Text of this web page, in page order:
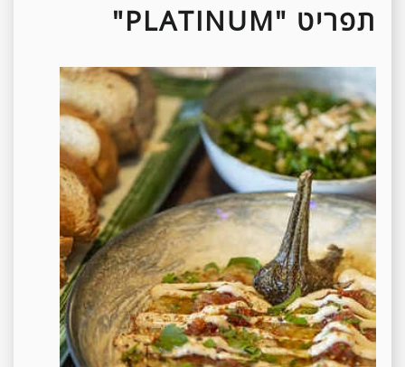
תפריט "PLATINUM"